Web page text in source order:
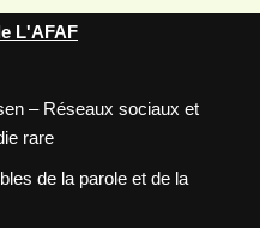
L'AFAF
– Réseaux sociaux et
rare
de la parole et de la